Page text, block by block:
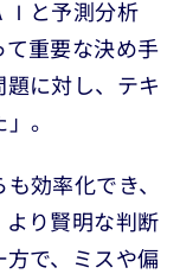
Ｉと予測分析
て重要な決め手
に対し、テキ
。
効率化でき、
り賢明な判断
で、ミスや偏